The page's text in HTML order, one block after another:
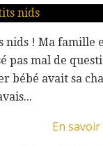
nids ! Ma
pas mal de
bébé avait sa
En